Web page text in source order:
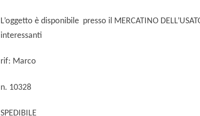
L’oggetto è disponibile presso il MERCATINO
interessanti
rif: Marco
n. 10328
SPEDIBILE